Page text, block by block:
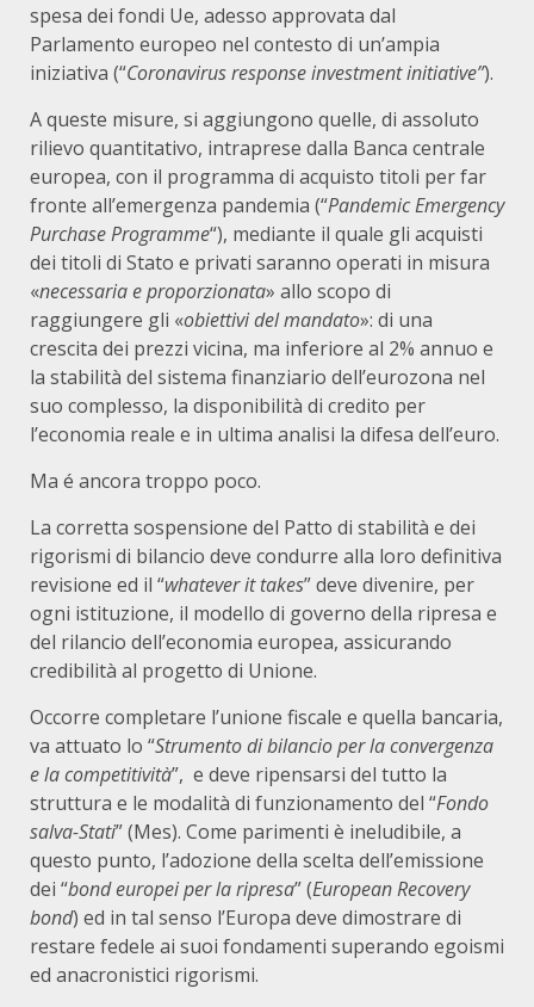
spesa dei fondi Ue, adesso approvata dal
Parlamento europeo nel contesto di un’ampia
iniziativa (“Coronavirus response investment initiative”).
A queste misure, si aggiungono quelle, di assoluto
rilievo quantitativo, intraprese dalla Banca centrale
europea, con il programma di acquisto titoli per far
fronte all’emergenza pandemia (“Pandemic Emergency
Purchase Programme“), mediante il quale gli acquisti
dei titoli di Stato e privati saranno operati in misura
«necessaria e proporzionata» allo scopo di
raggiungere gli «obiettivi del mandato»: di una
crescita dei prezzi vicina, ma inferiore al 2% annuo e
la stabilità del sistema finanziario dell’eurozona nel
suo complesso, la disponibilità di credito per
l’economia reale e in ultima analisi la difesa dell’euro.
Ma é ancora troppo poco.
La corretta sospensione del Patto di stabilità e dei
rigorismi di bilancio deve condurre alla loro definitiva
revisione ed il “whatever it takes” deve divenire, per
ogni istituzione, il modello di governo della ripresa e
del rilancio dell’economia europea, assicurando
credibilità al progetto di Unione.
Occorre completare l’unione fiscale e quella bancaria,
va attuato lo “Strumento di bilancio per la convergenza
e la competitività”, e deve ripensarsi del tutto la
struttura e le modalità di funzionamento del “Fondo
salva-Stati” (Mes). Come parimenti è ineludibile, a
questo punto, l’adozione della scelta dell’emissione
dei “bond europei per la ripresa” (EuropeanRecovery
bond) ed in tal senso l’Europa deve dimostrare di
restare fedele ai suoi fondamenti superando egoismi
ed anacronistici rigorismi.